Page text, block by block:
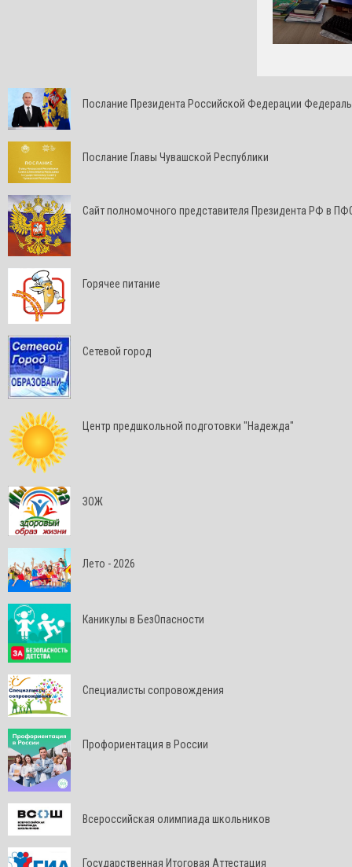
Послание Президента Российской Федерации
Послание Главы Чувашской Республики
Cайт полномочного представителя Президента РФ в
Горячее питание
Сетевой город
Центр предшкольной подготовки "Надежда"
ЗОЖ
Лето - 2026
Каникулы в БезОпасности
Специалисты сопровождения
Профориентация в России
Всероссийская олимпиада школьников
Государственная Итоговая Аттестация